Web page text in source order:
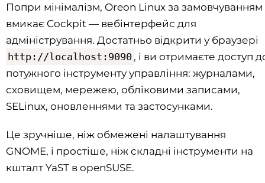
Попри мінімалізм, Oreon Linux за замовчуванням
вмикає Cockpit — вебінтерфейс для
адміністрування. Достатньо відкрити у браузері
http://localhost:9090 , і ви отримаєте доступ
потужного інструменту управління: журналами,
сховищем, мережею, обліковими записами,
SELinux, оновленнями та застосунками.
Це зручніше, ніж обмежені налаштування
GNOME, і простіше, ніж складні інструменти на
кшталт YaST в openSUSE.